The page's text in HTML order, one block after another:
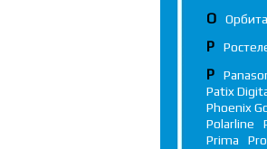
О Орбита
Р
P
Patix
Phoenix
Polarline
Prima